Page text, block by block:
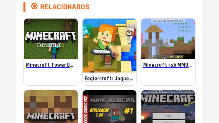
🎯 RELACIONADOS
Minecraft Tower Defence 2
Eaglercraft: Jogue Minecraft Online
Minecraft-ish MMO v1.7